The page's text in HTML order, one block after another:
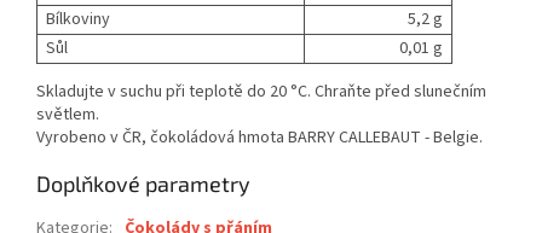
Bílkoviny
5,2 g
Sůl
0,01 g
Skladujte v suchu při teplotě do 20 °C. Chraňte před slunečním
světlem.
Vyrobeno v ČR, čokoládová hmota BARRY CALLEBAUT - Belgie.
Doplňkové parametry